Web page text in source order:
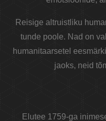
Reisige altruistliku
tunde poole. Nad on
humanitaarsetel
jaoks, neid
Elutee 1759-ga